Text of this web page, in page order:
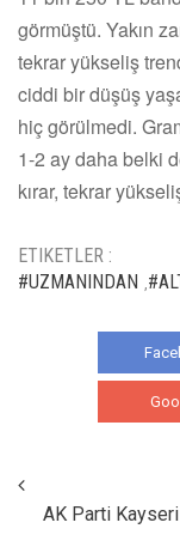
görmüştü. Yakın
tekrar yükseliş
ciddi bir düşüş
hiç görülmedi.
1-2 ay daha belki
kırar, tekrar
ETIKETLER :
#UZMANINDAN
AK Parti